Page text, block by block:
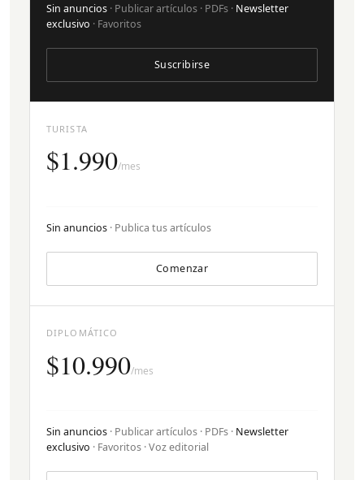
TURISTA
$1.990/mes
Sin anuncios · Publica tus artículos
Comenzar
Sin anuncios · Publicar artículos · PDFs · Newsletter
exclusivo · Favoritos
Suscribirse
DIPLOMÁTICO
$10.990/mes
Sin anuncios · Publicar artículos · PDFs · Newsletter
exclusivo · Favoritos · Voz editorial